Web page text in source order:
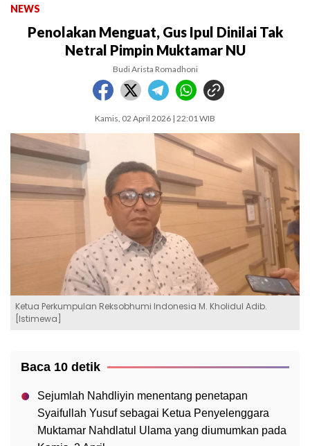
NEWS
Penolakan Menguat, Gus Ipul Dinilai Tak
Netral Pimpin Muktamar NU
Budi Arista Romadhoni
Kamis, 02 April 2026 | 22:01 WIB
Ketua Perkumpulan Reksobhumi Indonesia M. Kholidul Adib.
[Istimewa]
Baca 10 detik
Sejumlah Nahdliyin menentang penetapan
Syaifullah Yusuf sebagai Ketua Penyelenggara
Muktamar Nahdlatul Ulama yang diumumkan pada